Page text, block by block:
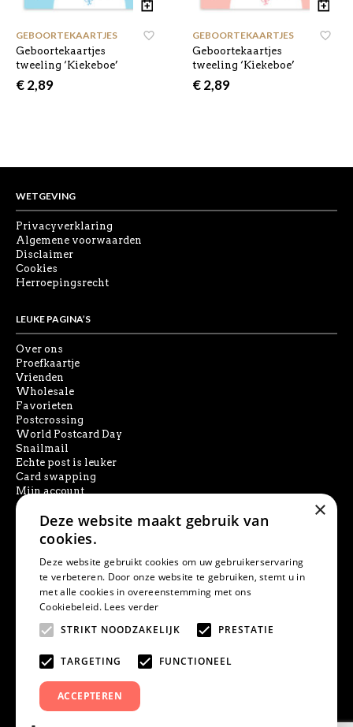
GEBOORTEKAARTJES
Geboortekaartjes
tweeling ‘Kiekeboe’
€2,89
GEBOORTEKAARTJES
Geboortekaartjes
tweeling ‘Kiekeboe’
€2,89
WETGEVING
Privacyverklaring
Algemene voorwaarden
Disclaimer
Cookies
Herroepingsrecht
LEUKE PAGINA’S
Over ons
Proefkaartje
Vrienden
Wholesale
Favorieten
Postcrossing
World Postcard Day
Snailmail
Echte post is leuker
Card swapping
Mijn account
SOCIAL MEDIA
PRODUCT ZOEKEN
×
Deze website maakt gebruik van
cookies.
Deze website gebruikt cookies om uw gebruikerservaring
te verbeteren. Door onze website te gebruiken, stemt u in
met alle cookies in overeenstemming met ons
Cookiebeleid. Lees verder
STRIKT NOODZAKELIJK
PRESTATIE
TARGETING FUNCTIONEEL
ACCEPTEREN